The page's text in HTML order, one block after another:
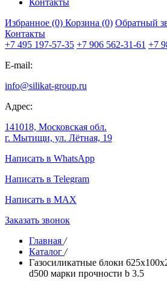
Избранное (0) Корзина (0) Обратный
Контакты
+7 495 197-57-35 +7 906 562-31-61 +7
E-mail:
info@silikat-group.ru
Адрес:
141018, Московская обл.
г. Мытищи, ул. Лётная, 19
Написать в WhatsApp
Написать в Telegram
Написать в MAX
Заказать звонок
Главная /
Каталог /
Газосиликатные блоки
d500 марки прочности b 3.5